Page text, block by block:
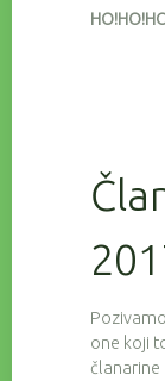
one koji
članarine